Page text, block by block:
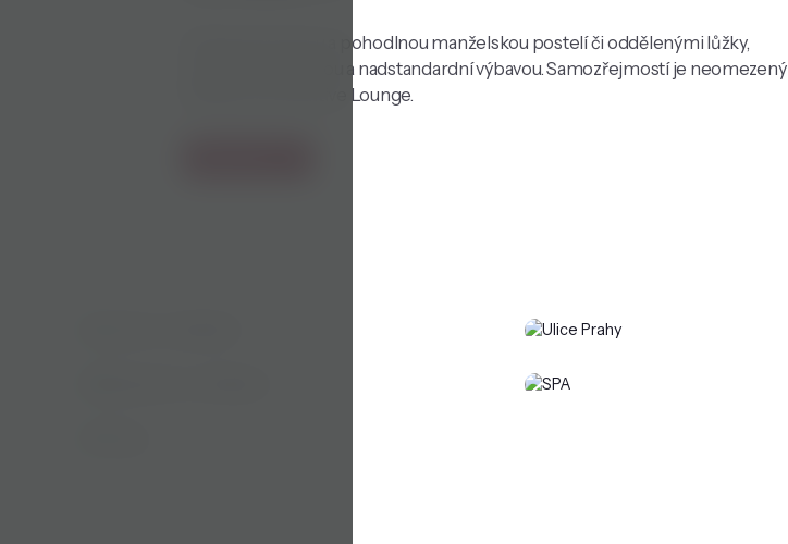
Pokoje se širokou a pohodlnou manželskou postelí či oddělenými lůžky,
moderní koupelnou a nadstandardní výbavou. Samozřejmostí je neomezený
přístup do Executive Lounge.